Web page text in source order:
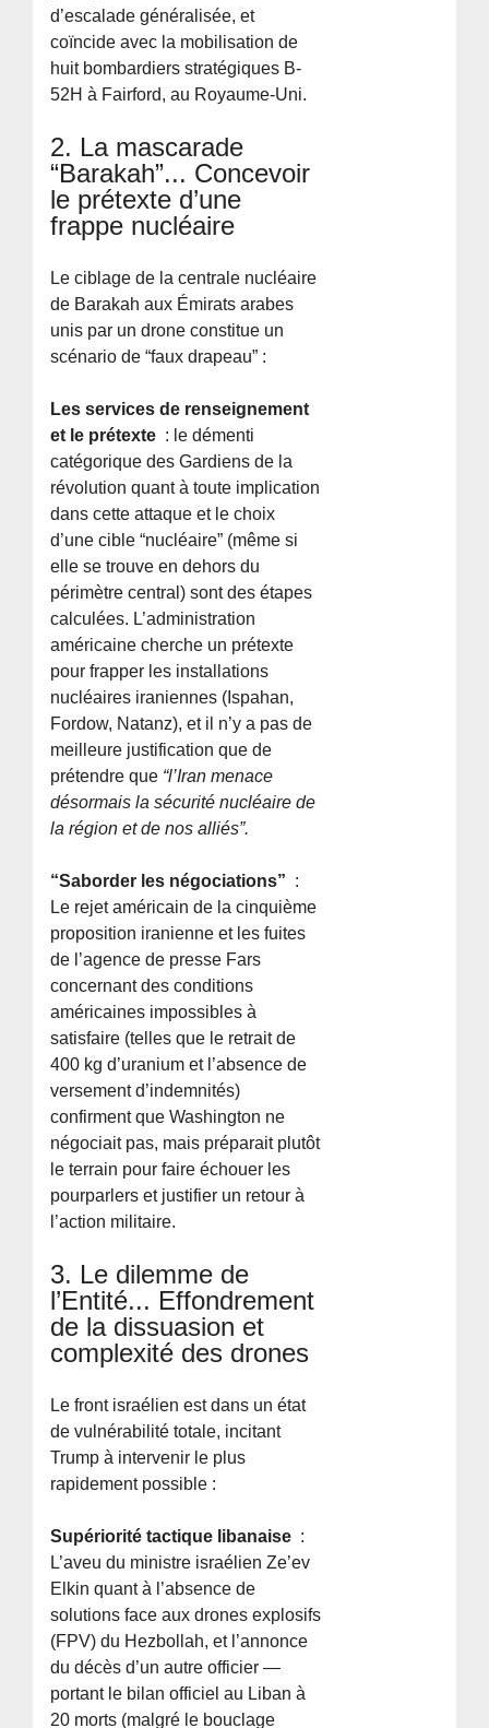
d’escalade généralisée, et
coïncide avec la mobilisation de
huit bombardiers stratégiques B-
52H à Fairford, au Royaume-Uni.
2. La mascarade
“Barakah”... Concevoir
le prétexte d’une
frappe nucléaire
Le ciblage de la centrale nucléaire
de Barakah aux Émirats arabes
unis par un drone constitue un
scénario de “faux drapeau” :
Les services de renseignement
et le prétexte : le démenti
catégorique des Gardiens de la
révolution quant à toute implication
dans cette attaque et le choix
d’une cible “nucléaire” (même si
elle se trouve en dehors du
périmètre central) sont des étapes
calculées. L’administration
américaine cherche un prétexte
pour frapper les installations
nucléaires iraniennes (Ispahan,
Fordow, Natanz), et il n’y a pas de
meilleure justification que de
prétendre que “l’Iran menace
désormais la sécurité nucléaire de
la région et de nos alliés”.
“Saborder les négociations” :
Le rejet américain de la cinquième
proposition iranienne et les fuites
de l’agence de presse Fars
concernant des conditions
américaines impossibles à
satisfaire (telles que le retrait de
400 kg d’uranium et l’absence de
versement d’indemnités)
confirment que Washington ne
négociait pas, mais préparait plutôt
le terrain pour faire échouer les
pourparlers et justifier un retour à
l’action militaire.
3. Le dilemme de
l’Entité... Effondrement
de la dissuasion et
complexité des drones
Le front israélien est dans un état
de vulnérabilité totale, incitant
Trump à intervenir le plus
rapidement possible :
Supériorité tactique libanaise :
L’aveu du ministre israélien Ze’ev
Elkin quant à l’absence de
solutions face aux drones explosifs
(FPV) du Hezbollah, et l’annonce
du décès d’un autre officier —
portant le bilan officiel au Liban à
20 morts (malgré le bouclage